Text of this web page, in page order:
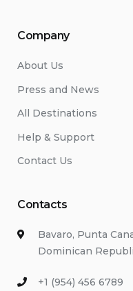
Company
About Us
Press and News
All Destinations
Help & Support
Contact Us
Contacts
Bavaro, Punta
Dominican
+1 (954) 456 6789